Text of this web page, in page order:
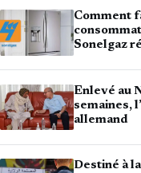
Comment
Sonelgaz
Enlevé au
semaines,
allemand
Destiné à